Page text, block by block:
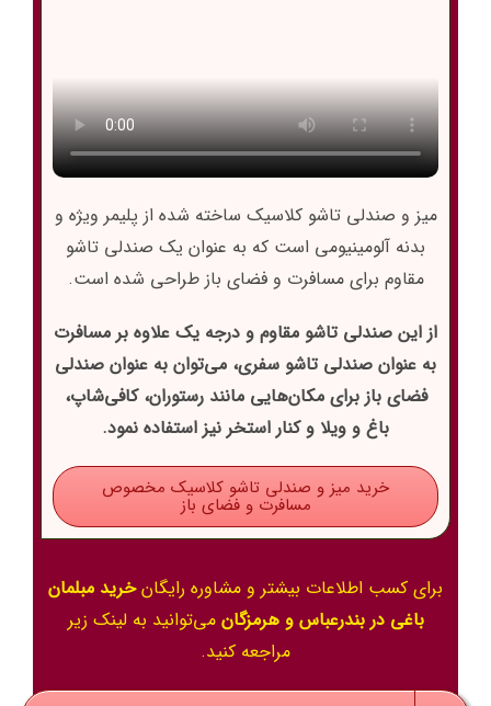
میز و صندلی تاشو کلاسیک ساخته شده از پلیمر ویژه و
بدنه آلومینیومی است که به عنوان یک صندلی تاشو
مقاوم برای مسافرت و فضای باز طراحی شده است.
از این صندلی تاشو مقاوم و درجه یک علاوه بر مسافرت
به عنوان صندلی تاشو سفری، ‌می‌توان به عنوان صندلی
فضای باز برای مکان‌هایی مانند رستوران، کافی‌شاپ،
باغ و ویلا و کنار استخر نیز استفاده نمود.
خرید میز و صندلی تاشو کلاسیک مخصوص
مسافرت و فضای باز
برای کسب اطلاعات بیشتر و مشاوره رایگانخرید مبلمان
باغی در بندرعباس و هرمزگان می‌توانید به لینک زیر
مراجعه کنید.